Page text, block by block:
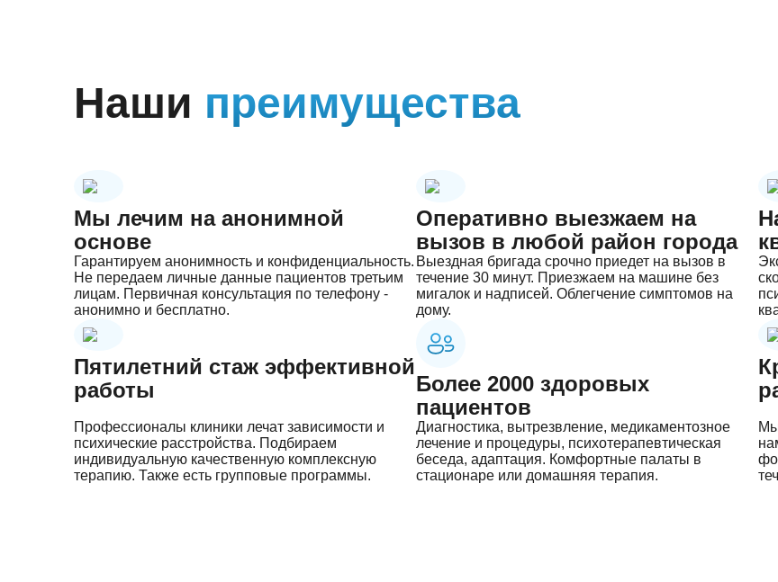
Наши преимущества
Мы лечим на анонимной
основе
Гарантируем анонимность и конфиденциальность.
Не передаем личные данные пациентов третьим
лицам. Первичная консультация по телефону -
анонимно и бесплатно.
Оперативно выезжаем на
вызов в любой район города
Выездная бригада срочно приедет на вызов в
течение 30 минут. Приезжаем на машине без
мигалок и надписей. Облегчение симптомов на
дому.
Пятилетний стаж эффективной
работы
Профессионалы клиники лечат зависимости и
психические расстройства. Подбираем
индивидуальную качественную комплексную
терапию. Также есть групповые программы.
Более 2000 здоровых
пациентов
Диагностика, вытрезвление, медикаментозное
лечение и процедуры, психотерапевтическая
беседа, адаптация. Комфортные палаты в
стационаре или домашняя терапия.
Выбор города
Оставьте заявку
Узнать стоимость